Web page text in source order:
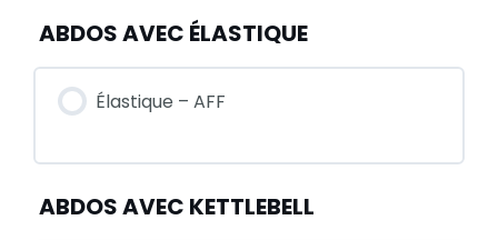
ABDOS AVEC ÉLASTIQUE
Élastique – AFF
ABDOS AVEC KETTLEBELL